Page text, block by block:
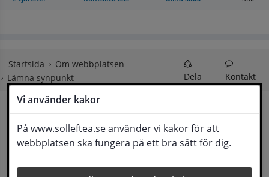
Vi använder kakor
På www.solleftea.se använder vi kakor för att
webbplatsen ska fungera på ett bra sätt för dig.
Startsida
Om webbplatsen
Lämna synpunkt
Dela Kontakt
Lämna synpunkt
Här kan du lämna synpunkter, förslag och